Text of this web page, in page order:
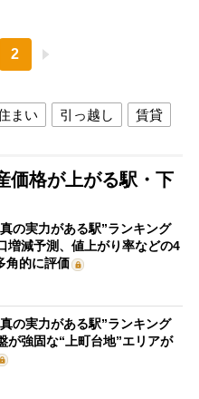
2
まい 引っ越し 賃貸
価格が上がる駅・下
真の実力がある駅”ランキング
増減予測、値上がり率などの4
角的に評価
真の実力がある駅”ランキング
が強固な“上町台地”エリアが